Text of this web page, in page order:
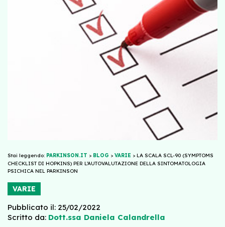
Stai leggendo: PARKINSON.IT > BLOG > VARIE > LA SCALA SCL-90 (SYMPTOMS
CHECKLIST DI HOPKINS) PER L’AUTOVALUTAZIONE DELLA SINTOMATOLOGIA
PSICHICA NEL PARKINSON
VARIE
Pubblicato il: 25/02/2022
Scritto da: Dott.ssa Daniela Calandrella